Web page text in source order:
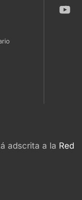
adscrita a la Red